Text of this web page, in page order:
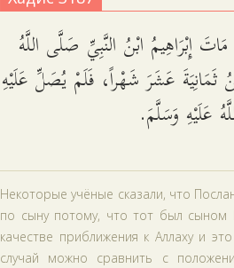
إِبْرَاهِيمُ ابْنُ النَّبِيِّ صَلَّى اللَّهُ
ثَمَانِيَةَ عَشَرَ شَهْراً، فَلَمْ يُصَلِّ عَلَيْهِ
عَلَيْهِ وَسَلَّمَ.
Некоторые учёные сказали, что
по сыну потому, что тот был сыном
качестве приближения к Аллаху и
случай можно сравнить с